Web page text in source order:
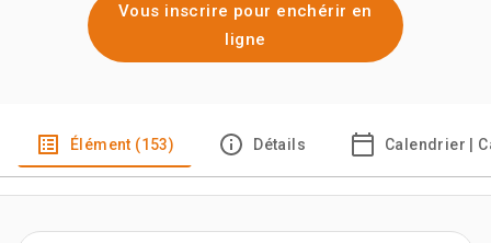
Vous inscrire pour enchérir en
ligne
Élément (153) Détails Calendrier |